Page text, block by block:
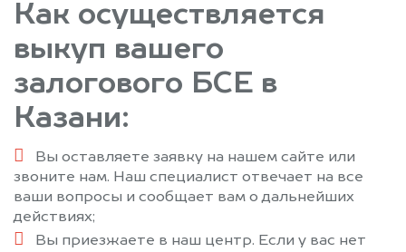
Как осуществляется
выкуп вашего
залогового БСЕ в
Казани:
Вы оставляете заявку на нашем сайте или
звоните нам. Наш специалист отвечает на все
ваши вопросы и сообщает вам о дальнейших
действиях;
Вы приезжаете в наш центр. Если у вас нет